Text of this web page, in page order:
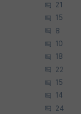
21
15
8
10
18
22
15
14
24